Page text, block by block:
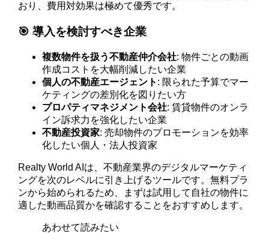
おり、費用対効果は極めて優秀です。
🎯 導入を検討すべき企業
複数物件を扱う不動産仲介会社: 物件ごとの動画
作成コストを大幅削減したい企業
個人の不動産エージェント : 限られた予算でマー
ケティングの差別化を図りたい方
プロパティマネジメント会社: 賃貸物件のオンラ
イン訴求力を強化したい企業
不動産投資家: 売却物件のプロモーションを効率
化したい個人・法人投資家
Realty World AIは、不動産業界のデジタルマーケティ
ングを次のレベルに引き上げるツールです。無料プラ
ンから始められるため、まずは試用して自社の物件に
適した動画品質かを確認することをおすすめします。
あわせて読みたい